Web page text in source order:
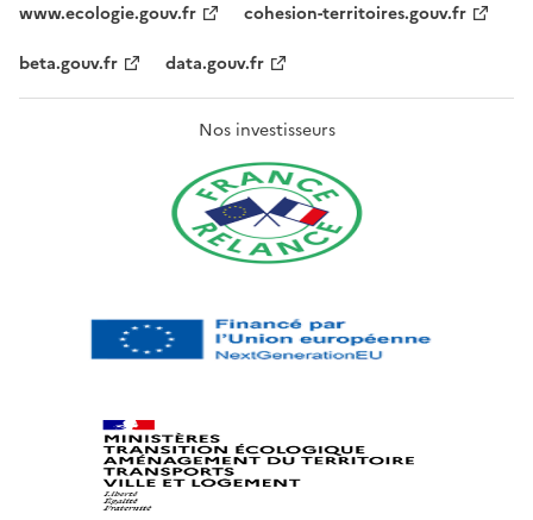
www.ecologie.gouv.fr
cohesion-territoires.gouv.fr
beta.gouv.fr
data.gouv.fr
Nos investisseurs